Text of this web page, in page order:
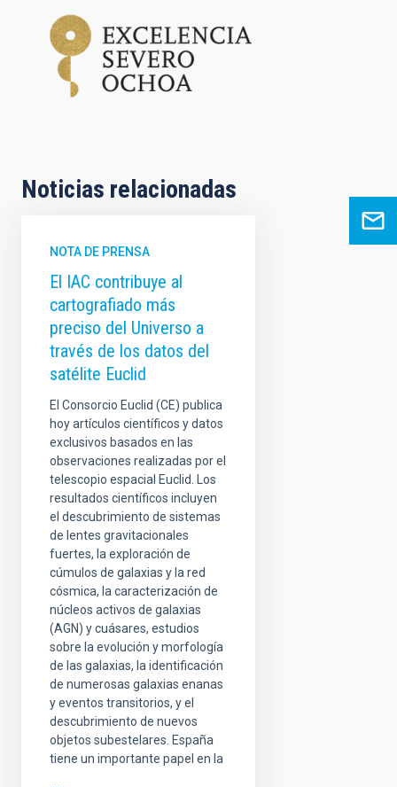
Noticias relacionadas
NOTA DE PRENSA
El IAC contribuye al
cartografiado más
preciso del Universo a
través de los datos del
satélite Euclid
El Consorcio Euclid (CE) publica
hoy artículos científicos y datos
exclusivos basados en las
observaciones realizadas por el
telescopio espacial Euclid. Los
resultados científicos incluyen
el descubrimiento de sistemas
de lentes gravitacionales
fuertes, la exploración de
cúmulos de galaxias y la red
cósmica, la caracterización de
núcleos activos de galaxias
(AGN) y cuásares, estudios
sobre la evolución y morfología
de las galaxias, la identificación
de numerosas galaxias enanas
y eventos transitorios, y el
descubrimiento de nuevos
objetos subestelares. España
tiene un importante papel en la